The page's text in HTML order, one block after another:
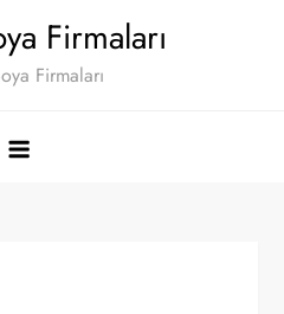
Firmaları
Firmaları